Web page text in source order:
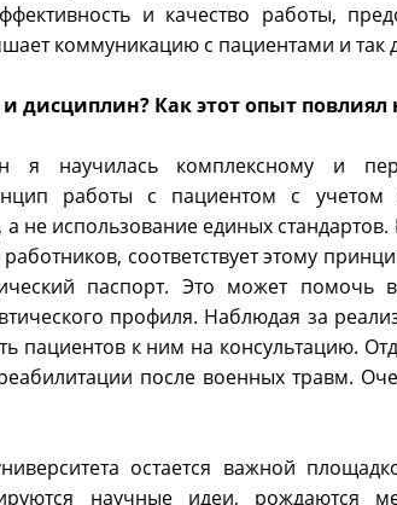
и качество работы,
коммуникацию с пациентами и так
дисциплин? Как этот опыт повлиял
научилась комплексному и
работы с пациентом с учетом
не использование единых
соответствует этому
паспорт. Это может помочь
профиля. Наблюдая за
пациентов к ним на консультацию.
после военных травм.
остается важной
научные идеи, рождаются